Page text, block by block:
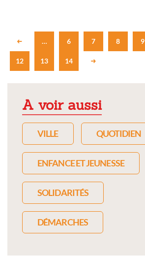
… 6 7 8 9
12 13 14
A voir aussi
VILLE QUOTIDIEN
ENFANCE ET JEUNESSE
SOLIDARITÉS
DÉMARCHES